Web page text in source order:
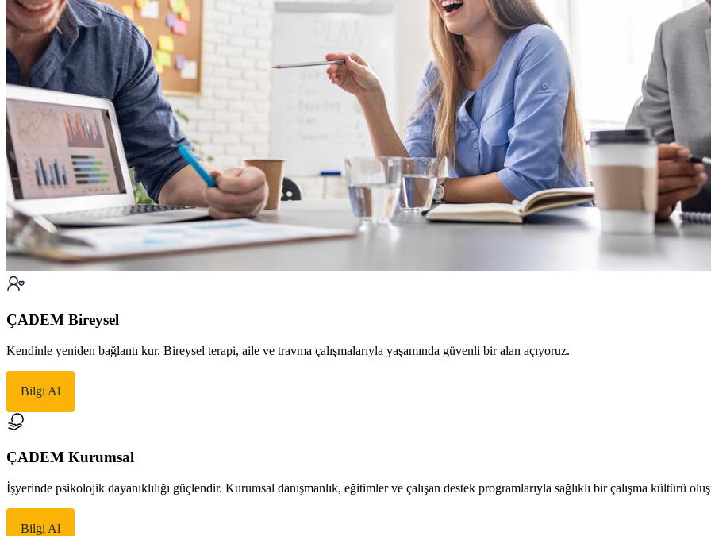
ÇADEM Bireysel
Kendinle yeniden bağlantı kur. Bireysel terapi, aile ve travma çalışmalarıyla yaşamında güvenli bir alan açıyoruz.
Bilgi Al
ÇADEM Kurumsal
İşyerinde psikolojik dayanıklılığı güçlendir. Kurumsal danışmanlık, eğitimler ve çalışan destek programlarıyla sağlıklı bir çalışma kültürü
Bilgi Al